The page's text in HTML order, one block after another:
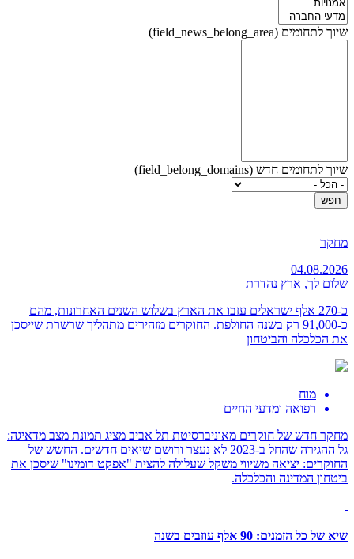
שיוך לתחומים (field_news_belong_area)
שיוך לתחומים חדש (field_belong_domains)
מחקר
04.08.2026
שלום לך, ארץ נהדרת
כ-270 אלף ישראלים עזבו את הארץ בשלוש השנים האחרונות, מהם
כ-91,000 רק בשנה החולפת. החוקרים מזהירים מתהליך שרשרת שייסכן
את הכלכלה והביטחון
מוח
רפואה ומדעי החיים
מחקר חדש של חוקרים מאוניברסיטת תל אביב מציג תמונת מצב מדאיגה:
גל ההגירה שהחל ב-2023 לא נעצר ורושם שיאים חדשים. החשש של
החוקרים: יציאה משיווי משקל שעלולה להצית "אפקט דומינו" שיסכן את
ביטחון המדינה והכלכלה.
שיא של כל הזמנים: 90 אלף עוזבים בשנה